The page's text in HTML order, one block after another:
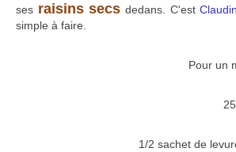
ses raisins secs dedans. C'est
simple à faire.
Pour un
1/2 sachet de